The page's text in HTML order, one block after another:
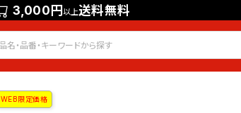
3,000円以上送料無料
会員登録 ログイン お気に入り
WEB限定価格